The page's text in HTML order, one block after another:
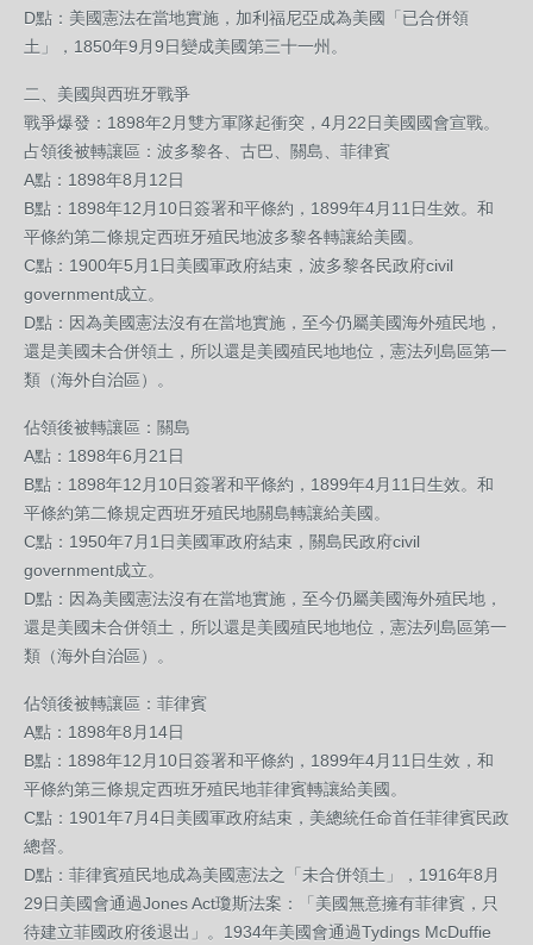
D點：美國憲法在當地實施，加利福尼亞成為美國「已合併領
土」，1850年9月9日變成美國第三十一州。
二、美國與西班牙戰爭
戰爭爆發：1898年2月雙方軍隊起衝突，4月22日美國國會宣戰。
占領後被轉讓區：波多黎各、古巴、關島、菲律賓
A點：1898年8月12日
B點：1898年12月10日簽署和平條約，1899年4月11日生效。和
平條約第二條規定西班牙殖民地波多黎各轉讓給美國。
C點：1900年5月1日美國軍政府結束，波多黎各民政府civil
government成立。
D點：因為美國憲法沒有在當地實施，至今仍屬美國海外殖民地，
還是美國未合併領土，所以還是美國殖民地地位，憲法列島區第一
類（海外自治區）。
佔領後被轉讓區：關島
A點：1898年6月21日
B點：1898年12月10日簽署和平條約，1899年4月11日生效。和
平條約第二條規定西班牙殖民地關島轉讓給美國。
C點：1950年7月1日美國軍政府結束，關島民政府civil
government成立。
D點：因為美國憲法沒有在當地實施，至今仍屬美國海外殖民地，
還是美國未合併領土，所以還是美國殖民地地位，憲法列島區第一
類（海外自治區）。
佔領後被轉讓區：菲律賓
A點：1898年8月14日
B點：1898年12月10日簽署和平條約，1899年4月11日生效，和
平條約第三條規定西班牙殖民地菲律賓轉讓給美國。
C點：1901年7月4日美國軍政府結束，美總統任命首任菲律賓民政
總督。
D點：菲律賓殖民地成為美國憲法之「未合併領土」，1916年8月
29日美國會通過Jones Act瓊斯法案：「美國無意擁有菲律賓，只
待建立菲國政府後退出」。1934年美國會通過Tydings McDuffie